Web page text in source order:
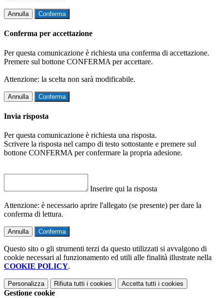
Annulla Conferma
Conferma per accettazione
Per questa comunicazione è richiesta una conferma di accettazione.
Premere sul bottone CONFERMA per accettare.
Attenzione: la scelta non sarà modificabile.
Annulla Conferma
Invia risposta
Per questa comunicazione è richiesta una risposta.
Scrivere la risposta nel campo di testo sottostante e premere sul
bottone CONFERMA per confermare la propria adesione.
Inserire qui la risposta
Attenzione: è necessario aprire l'allegato (se presente) per dare la
conferma di lettura.
Annulla Conferma
Questo sito o gli strumenti terzi da questo utilizzati si avvalgono di
cookie necessari al funzionamento ed utili alle finalità illustrate nella
COOKIE POLICY.
Personalizza Rifiuta tutti i cookies Accetta tutti i cookies
Gestione cookie